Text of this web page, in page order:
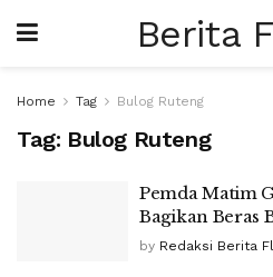
Berita
Home Tag Bulog Ruteng
Tag: Bulog Ruteng
Pemda Matim
Bagikan Beras
by Redaksi Berita